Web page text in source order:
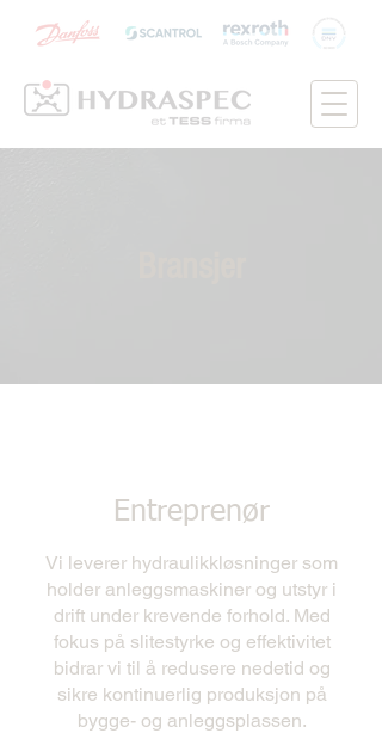
Entreprenør
Vi leverer hydraulikkløsninger som
holder anleggsmaskiner og utstyr i
drift under krevende forhold. Med
fokus på slitestyrke og effektivitet
bidrar vi til å redusere nedetid og
sikre kontinuerlig produksjon på
bygge- og anleggsplassen.